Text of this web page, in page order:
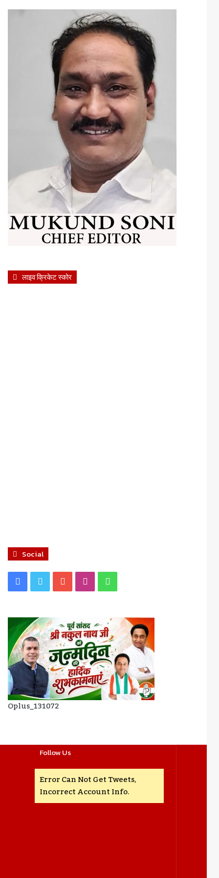
लाइव क्रिकेट स्कोर
Social
Facebook
Twitter YouTubeInstagram
Oplus_131072
Follow Us
Error Can Not Get Tweets,
Incorrect Account Info.